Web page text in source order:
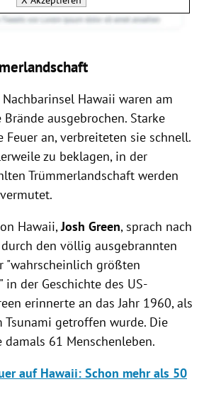
Hawaii waren am
ausgebrochen. Starke
Feuer an, verbreiteten sie schnell.
zu beklagen, in der
Trümmerlandschaft werden
Hawaii, Josh Green, sprach nach
den völlig ausgebrannten
"wahrscheinlich größten
in der Geschichte des US-
erinnerte an das Jahr 1960, als
Tsunami getroffen wurde. Die
61 Menschenleben.
auf Hawaii: Schon mehr als 50